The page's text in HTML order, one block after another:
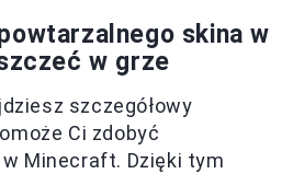
skina w
w grze
szczegółowy
Ci zdobyć
Minecraft. Dzięki tym